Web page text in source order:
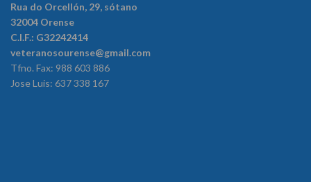
Rua do Orcellón, 29, sótano
32004 Orense
C.I.F.: G32242414
veteranosourense@gmail.com
Tfno. Fax: 988 603 886
Jose Luis: 637 338 167